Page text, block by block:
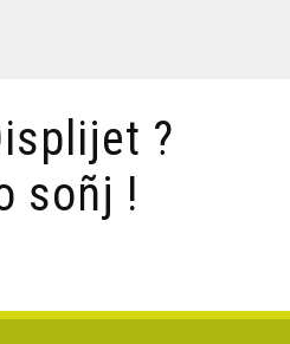
?
soñj !